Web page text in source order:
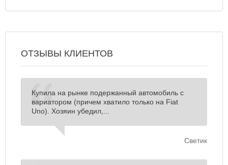
ОТЗЫВЫ КЛИЕНТОВ
Купила на рынке подержанный автомобиль с
вариатором (причем хватило только на Fiat
Uno). Хозяин убедил,...
Светик